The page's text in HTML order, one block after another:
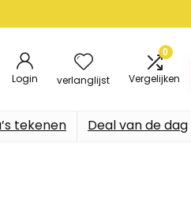
Login verlanglijst
0
Vergelijken
tekenen Deal van de dag